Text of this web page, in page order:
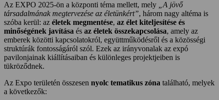
Az EXPO 2025-ön a központi téma mellett, mely
„A jövő
társadalmának megtervezése az életünkért”, három nagy altéma is
szóba kerül: az életek megmentése, az élet kiteljesítése és
minőségének javítása és az életek összekapcsolása, amely az
emberek közötti kapcsolatokról, együttműködésről és a közösségi
struktúrák fontosságáról szól. Ezek az irányvonalak az expó
pavilonjainak kiállításaiban és különleges projektjeiben is
tükröződnek.
Az Expo területén összesen nyolc tematikus zóna található, melyek
a következők: